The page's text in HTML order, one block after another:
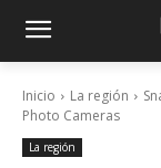
Inicio La región
Photo Cameras
La región